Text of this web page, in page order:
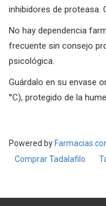
inhibidores de proteasa.
No hay dependencia
frecuente sin consejo
psicológica.
Guárdalo en su envase
°C), protegido de la
Powered by
Comprar Tadalafilo